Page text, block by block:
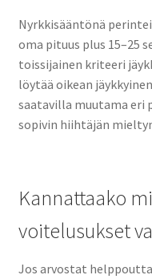
Nyrkkisääntönä
oma pituus plus 15–25
toissijainen kriteeri
löytää oikean
saatavilla muutama eri
sopivin hiihtäjän
Kannattaako
voitelusukset
Jos arvostat